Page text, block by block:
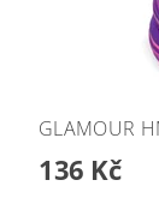
GLAMOUR
136 Kč